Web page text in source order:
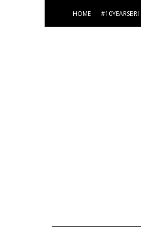
HOME #10YEARSBRI